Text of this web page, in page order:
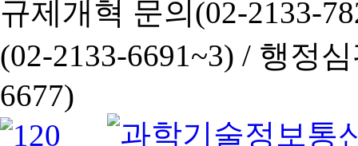
규제개혁 문의(02-2133-
(02-2133-6691~3) / 행정심
6677)